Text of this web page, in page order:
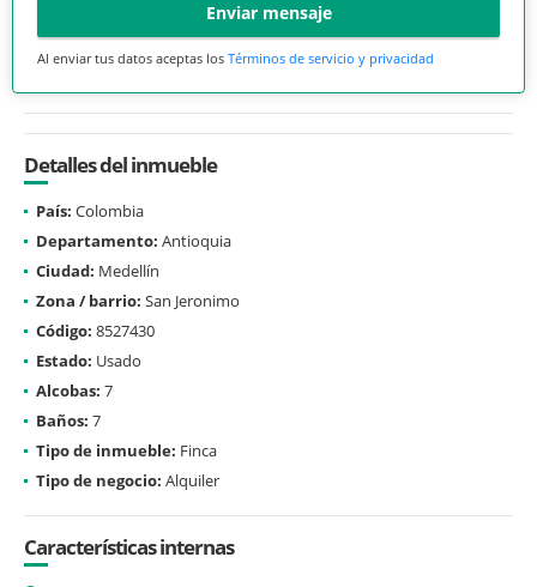
Enviar mensaje
Al enviar tus datos aceptas los Términos de servicio y privacidad
Detalles del inmueble
País: Colombia
Departamento: Antioquia
Ciudad: Medellín
Zona / barrio: San Jeronimo
Código: 8527430
Estado: Usado
Alcobas: 7
Baños: 7
Tipo de inmueble: Finca
Tipo de negocio: Alquiler
Características internas